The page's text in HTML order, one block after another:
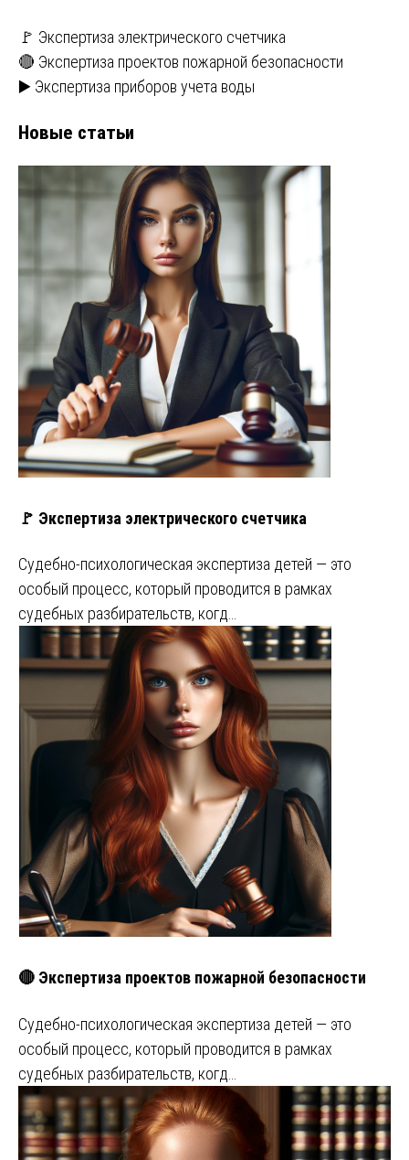
🚩 Экспертиза электрического счетчика
🔴 Экспертиза проектов пожарной безопасности
▶️ Экспертиза приборов учета воды
Новые статьи
🚩 Экспертиза электрического счетчика
Судебно-психологическая экспертиза детей — это
особый процесс, который проводится в рамках
судебных разбирательств, когд…
🔴 Экспертиза проектов пожарной безопасности
Судебно-психологическая экспертиза детей — это
особый процесс, который проводится в рамках
судебных разбирательств, когд…